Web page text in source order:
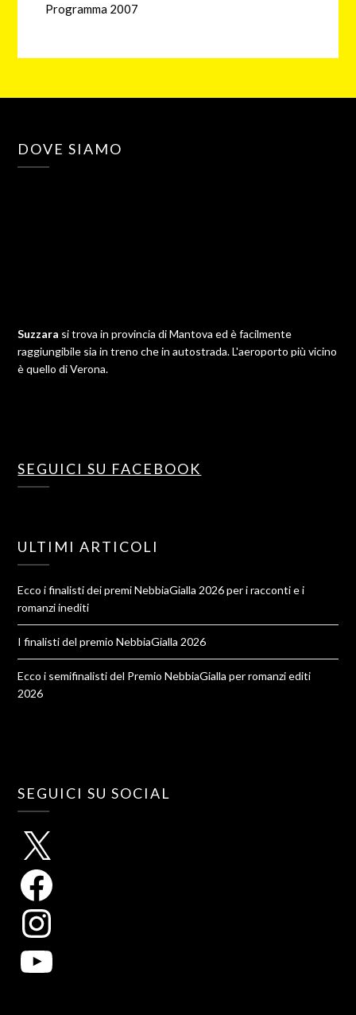
Programma 2007
DOVE SIAMO
Suzzara si trova in provincia di Mantova ed è facilmente
raggiungibile sia in treno che in autostrada. L'aeroporto più vicino
è quello di Verona.
SEGUICI SU FACEBOOK
ULTIMI ARTICOLI
Ecco i finalisti dei premi NebbiaGialla 2026 per i racconti e i
romanzi inediti
I finalisti del premio NebbiaGialla 2026
Ecco i semifinalisti del Premio NebbiaGialla per romanzi editi
2026
SEGUICI SU SOCIAL